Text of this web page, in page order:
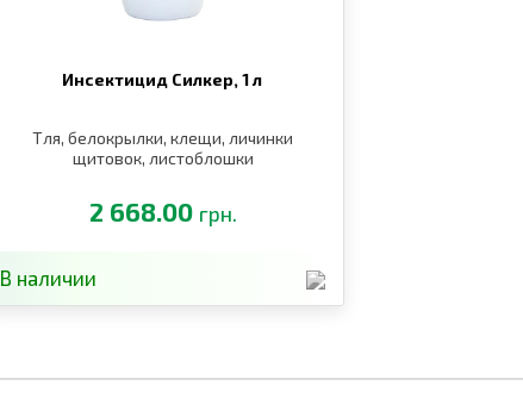
Инсектицид Силкер,1 л
Тля, белокрылки, клещи, личинки
щитовок, листоблошки
2 668.00 грн.
В наличии